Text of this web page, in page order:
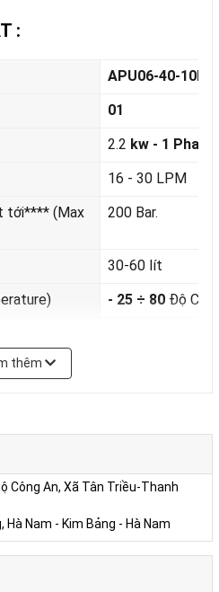
:
APU06-40-10MV
01
2.2 kw - 1 Pha
16 - 30 LPM
tới**** (Max
200 Bar.
30-60 lít
- 25 ÷ 80 Độ C.
thêm
Công An, Xã Tân Triều-Thanh
Hà Nam - Kim Bảng - Hà Nam